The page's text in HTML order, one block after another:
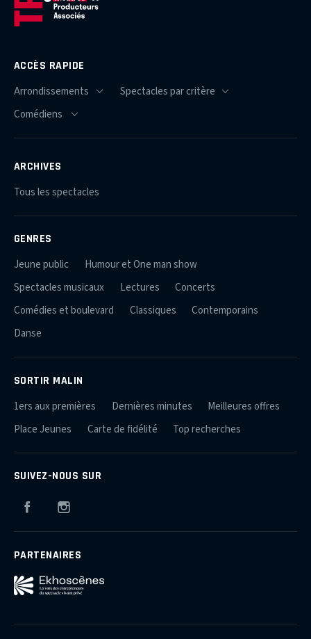
ACCÈS RAPIDE
ARCHIVES
Tous les spectacles
GENRES
Jeune public
Humour et One man show
Spectacles musicaux
Lectures
Concerts
Comédies et boulevard
Classiques
Contemporains
Danse
SORTIR MALIN
1ers aux premières Dernières minutes
Meilleures offres
Place Jeunes
Carte de fidélité Top recherches
SUIVEZ-NOUS SUR
Facebook
PARTENAIRES